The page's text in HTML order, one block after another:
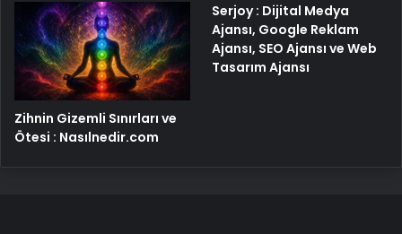
Zihnin Gizemli Sınırları ve
Ötesi : Nasılnedir.com
Serjoy : Dijital Medya
Ajansı, Google Reklam
Ajansı, SEO Ajansı ve Web
Tasarım Ajansı